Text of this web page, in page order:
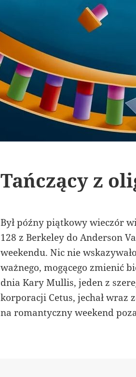
Tańczący z
Był późny piątkowy wieczór
128 z Berkeley do Anderson
weekendu. Nic nie
ważnego, mogącego zmienić
dnia Kary Mullis, jeden z
korporacji Cetus, jechał wraz
na romantyczny weekend